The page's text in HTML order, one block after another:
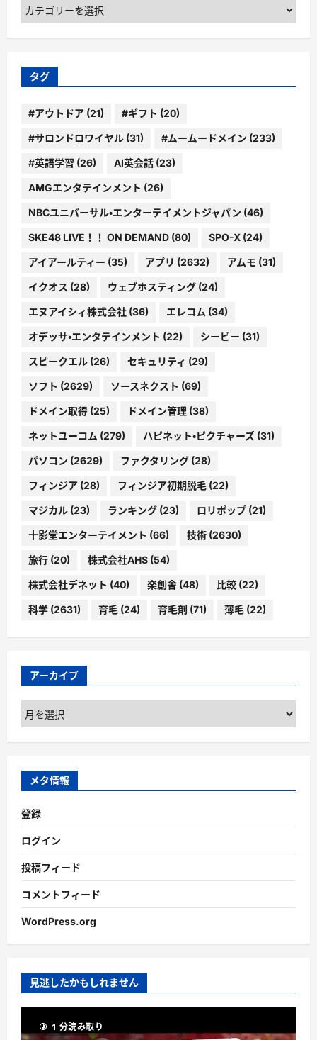
カ
テ
ゴ
ー
タグ
#アウトドア (21) #ギフト (20)
#サロンドロワイヤル (31) #ムームードメイン (233)
#英語学習 (26) AI英会話 (23)
AMGエンタテインメント (26)
NBCユニバーサル・エンターテイメントジャパン (46)
SKE48 LIVE！！ ON DEMAND (80) SPO-X (24)
アイアールティー (35) アプリ (2632) アムモ (31)
イクオス (28) ウェブホスティング (24)
エヌアイシィ株式会社 (36) エレコム (34)
オデッサ・エンタテインメント (22) シービー (31)
スピークエル (26) セキュリティ (29)
ソフト (2629) ソースネクスト (69)
ドメイン取得 (25) ドメイン管理 (38)
ネットユーコム (279) ハピネット・ピクチャーズ (31)
パソコン (2629) ファクタリング (28)
フィンジア (28) フィンジア初期脱毛 (22)
マジカル (23) ランキング (23) ロリポップ (21)
十影堂エンターテイメント (66) 技術 (2630)
旅行 (20) 株式会社AHS (54)
株式会社デネット (40) 楽創舎 (48) 比較 (22)
科学 (2631) 育毛 (24) 育毛剤 (71) 薄毛 (22)
アーカイブ
ア
ー
カ
ブ
メタ情報
登録
ログイン
投稿フィード
コメントフィード
WordPress.org
見逃したかもしれません
1 分読み取り